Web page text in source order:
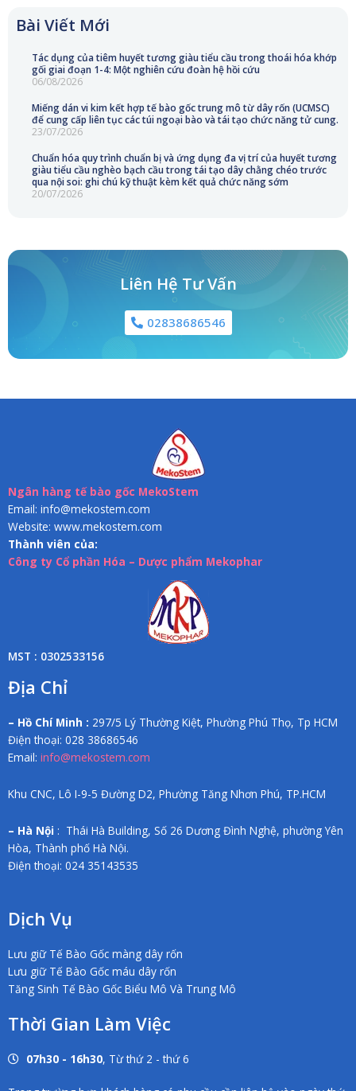
Bài Viết Mới
Tác dụng của tiêm huyết tương giàu tiểu cầu trong thoái hóa khớp
gối giai đoạn 1-4: Một nghiên cứu đoàn hệ hồi cứu
06/08/2026
Miếng dán vi kim kết hợp tế bào gốc trung mô từ dây rốn (UCMSC)
để cung cấp liên tục các túi ngoại bào và tái tạo chức năng tử cung.
23/07/2026
Chuẩn hóa quy trình chuẩn bị và ứng dụng đa vị trí của huyết tương
giàu tiểu cầu nghèo bạch cầu trong tái tạo dây chằng chéo trước
qua nội soi: ghi chú kỹ thuật kèm kết quả chức năng sớm
20/07/2026
Liên Hệ Tư Vấn
02838686546
Ngân hàng tế bào gốc MekoStem
Email: info@mekostem.com
Website: www.mekostem.com
Thành viên của:
Công ty Cổ phần Hóa – Dược phẩm Mekophar
MST : 0302533156
Địa Chỉ
– Hồ Chí Minh : 297/5 Lý Thường Kiệt, Phường Phú Thọ, Tp HCM
Điện thoại: 028 38686546
Email: info@mekostem.com
Khu CNC, Lô I-9-5 Đường D2, Phường Tăng Nhơn Phú, TP.HCM
– Hà Nội : Thái Hà Building, Số 26 Dương Đình Nghệ, phường Yên
Hòa, Thành phố Hà Nội.
Điện thoại: 024 35143535
Dịch Vụ
Lưu giữ Tế Bào Gốc màng dây rốn
Lưu giữ Tế Bào Gốc máu dây rốn
Tăng Sinh Tế Bào Gốc Biểu Mô Và Trung Mô
Thời Gian Làm Việc
07h30 - 16h30, Từ thứ 2 - thứ 6